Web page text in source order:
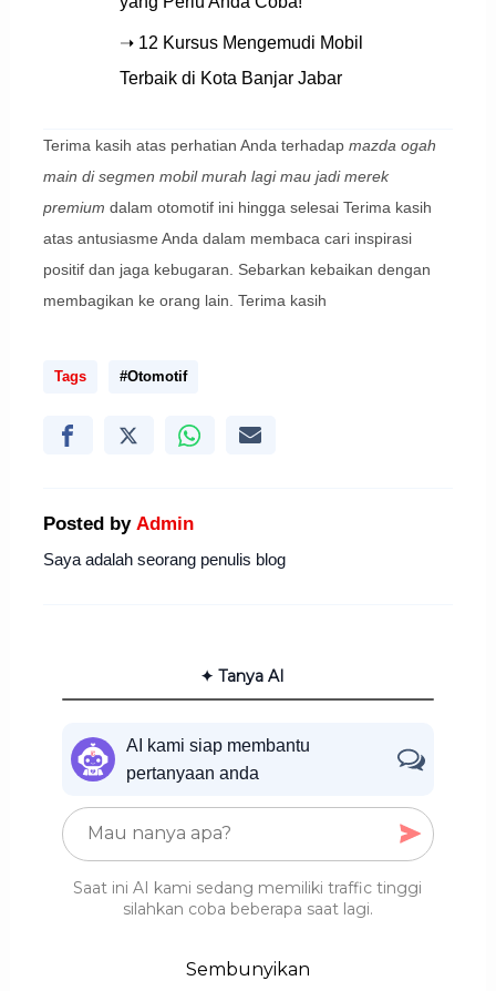
➝ 12 Kursus Mengemudi Mobil
Terbaik di Kota Banjar Jabar
Terima kasih atas perhatian Anda terhadap mazda ogah
main di segmen mobil murah lagi mau jadi merek
premium dalam otomotif ini hingga selesai Terima kasih
atas antusiasme Anda dalam membaca cari inspirasi
positif dan jaga kebugaran. Sebarkan kebaikan dengan
membagikan ke orang lain. Terima kasih
Tags #Otomotif
Posted by Admin
Saya adalah seorang penulis blog
✦ Tanya AI
AI kami siap membantu
pertanyaan anda
Saat ini AI kami sedang memiliki traffic tinggi
silahkan coba beberapa saat lagi.
Sembunyikan